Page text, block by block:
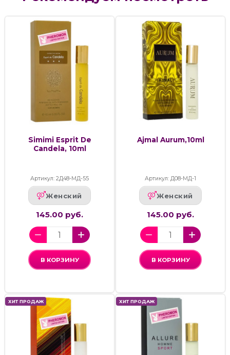
Simimi Esprit De
Candela, 10ml
Артикул: 2Д48-МД-55
Женский
145.00 руб.
В КОРЗИНУ
Ajmal Aurum,10ml
Артикул: Д08-МД-1
Женский
145.00 руб.
В КОРЗИНУ
ХИТ ПРОДАЖ ХИТ ПРОДАЖ